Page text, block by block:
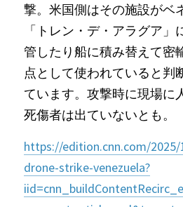
撃。米国側はその施設がベ
「トレン・デ・アラグア
管したり船に積み替えて密
点として使われていると判
ています。攻撃時に現場に
死傷者は出ていないとも。
https://edition.cnn.com/
drone-strike-venezuela?